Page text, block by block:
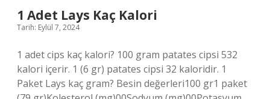
1 Adet Lays Kaç Kalori
Tarih: Eylül 7, 2024
1 adet cips kaç kalori? 100 gram patates cipsi 532
kalori içerir. 1 (6 gr) patates cipsi 32 kaloridir. 1
Paket Lays kaç gram? Besin değerleri100 gr1 paket